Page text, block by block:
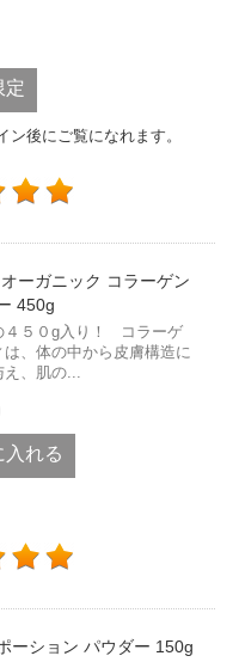
定
ン後にご覧になれます。
ーガニック コラーゲン
450g
４５０g入り！ コラーゲ
は、体の中から皮膚構造に
、肌の...
入れる
ーション パウダー 150g